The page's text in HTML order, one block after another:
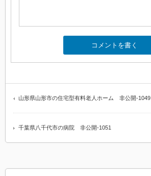
山形県山形市の住宅型有料老人ホーム 非公開-1049
千葉県八千代市の病院 非公開-1051